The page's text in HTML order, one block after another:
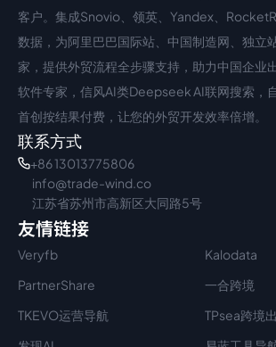
客户。集成Snovio、领英、Yandex、
数据，为阿里巴巴国际站、中国制造网、独立
家，提供外贸流程全步骤支持，助力中国企业
软件专家，信风AI类Deepseek AI联网搜索，
首创按结果付费，让您的外贸开发效率倍增。
联系方式
+86 13013775806
info@trade-wind.co
江苏省苏州市高新区大同路5号
友情链接
Veryfb
Kalodata
PartnerShare
一合跨境
TKEVO运营导航
TPsea跨境